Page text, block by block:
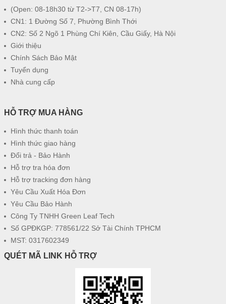
(Open: 08-18h30 từ T2->T7, CN 08-17h)
CN1: 1 Đường Số 7, Phường Bình Thới
CN2: Số 2 Ngõ 1 Phùng Chí Kiên, Cầu Giấy, Hà Nội
Giới thiệu
Chính Sách Bảo Mật
Tuyển dụng
Nhà cung cấp
HỖ TRỢ MUA HÀNG
Hình thức thanh toán
Hình thức giao hàng
Đổi trả - Bảo Hành
Hỗ trợ tra hóa đơn
Hỗ trợ tracking đơn hàng
Yêu Cầu Xuất Hóa Đơn
Yêu Cầu Bảo Hành
Công Ty TNHH Green Leaf Tech
Số GPĐKGP: 778561/22 Sở Tài Chính TPHCM
MST: 0317602349
QUÉT MÃ LINK HỖ TRỢ